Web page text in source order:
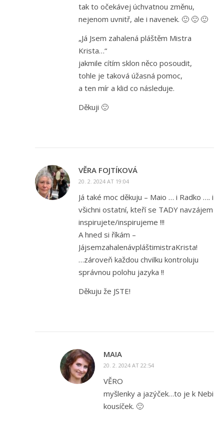
tak to očekávej úchvatnou změnu,
nejenom uvnitř, ale i navenek. 🙂 🙂 🙂
„Já Jsem zahalená pláštěm Mistra
Krista…“
jakmile cítím sklon něco posoudit,
tohle je taková úžasná pomoc,
a ten mír a klid co následuje.
Děkuji 🙂
VĚRA FOJTÍKOVÁ
20. 2. 2024 AT 19:04
Já také moc děkuju – Maio … i Radko …. i
všichni ostatní, kteří se TADY navzájem
inspirujete/inspirujeme !!!
A hned si říkám –
JájsemzahalenávpláštimistraKrista!
…zároveň každou chvilku kontroluju
správnou polohu jazyka !!
Děkuju že JSTE!
MAIA
20. 2. 2024 AT 22:54
VĚRO
myšlenky a jazýček…to je k Nebi
kousíček. 🙂